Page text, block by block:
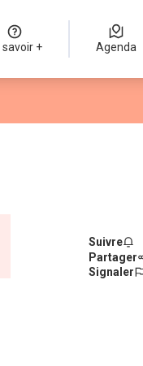
savoir + Agenda
Suivre
Partager
Signaler